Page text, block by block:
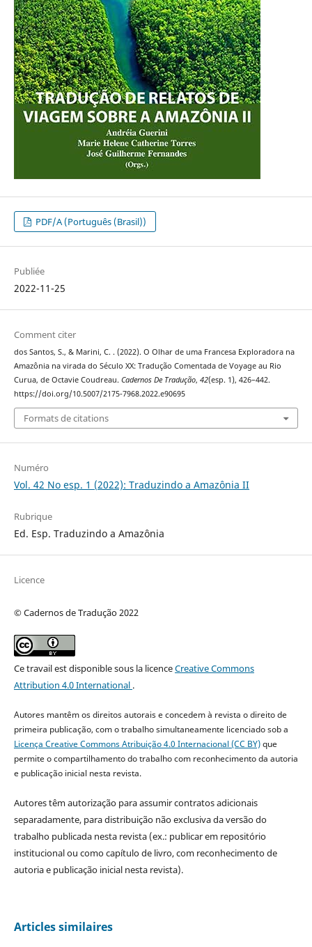
PDF/A (Português (Brasil))
Publiée
2022-11-25
Comment citer
dos Santos, S., & Marini, C. . (2022). O Olhar de uma Francesa Exploradora na
Amazônia na virada do Século XX: Tradução Comentada de Voyage au Rio
Curua, de Octavie Coudreau. Cadernos De Tradução, 42(esp. 1), 426–442.
https://doi.org/10.5007/2175-7968.2022.e90695
Formats de citations
Numéro
Vol. 42 No esp. 1 (2022): Traduzindo a Amazônia II
Rubrique
Ed. Esp. Traduzindo a Amazônia
Licence
© Cadernos de Tradução 2022
Ce travail est disponible sous la licenceCreative Commons
Attribution 4.0 International .
Autores mantêm os direitos autorais e concedem à revista o direito de
primeira publicação, com o trabalho simultaneamente licenciado sob a
Licença Creative Commons Atribuição 4.0 Internacional (CC BY)que
permite o compartilhamento do trabalho com reconhecimento da autoria
e publicação inicial nesta revista.
Autores têm autorização para assumir contratos adicionais
separadamente, para distribuição não exclusiva da versão do
trabalho publicada nesta revista (ex.: publicar em repositório
institucional ou como capítulo de livro, com reconhecimento de
autoria e publicação inicial nesta revista).
Articles similaires